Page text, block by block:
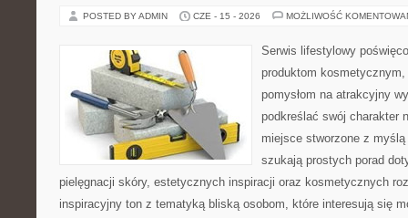
POSTED BY ADMIN CZE - 15 - 2026 MOŻLIWOŚĆ
Serwis lifestylowy
produktom
pomysłom na atrakcyjny
podkreślać swój charakter
miejsce stworzone z
szukają prostych porad
pielęgnacji skóry, estetycznych inspiracji oraz kosmetycznych
inspiracyjny ton z tematyką bliską osobom, które interesują się